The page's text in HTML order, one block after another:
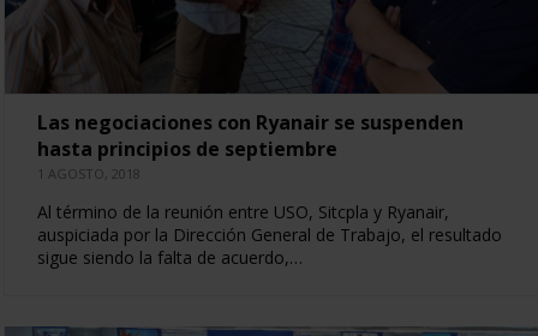
Las negociaciones con Ryanair se suspenden
hasta principios de septiembre
1 AGOSTO, 2018
Al término de la reunión entre USO, Sitcpla y Ryanair,
auspiciada por la Dirección General de Trabajo, el resultado
sigue siendo la falta de acuerdo,…